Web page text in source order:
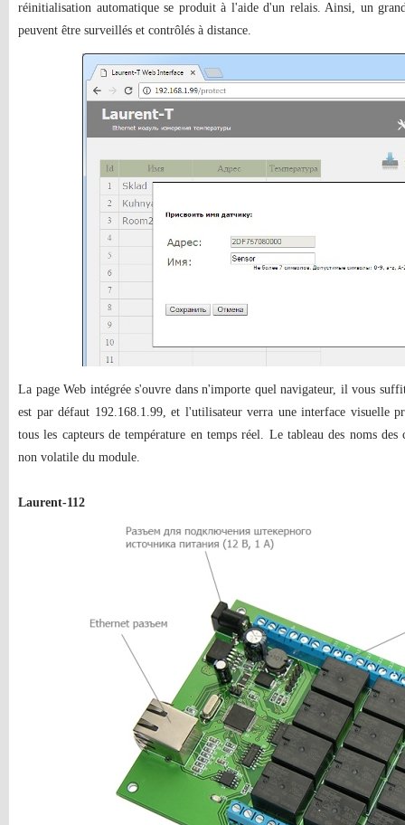
réinitialisation automatique se produit à l'aide d'un relais. Ainsi, un
peuvent être surveillés et contrôlés à distance.
La page Web intégrée s'ouvre dans n'importe quel navigateur, il vous
est par défaut 192.168.1.99, et l'utilisateur verra une interface visuelle
tous les capteurs de température en temps réel. Le tableau des noms des
non volatile du module.
Laurent-112